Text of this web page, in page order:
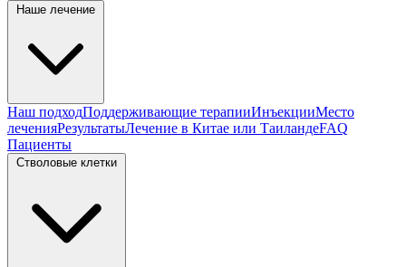
Наш подходПоддерживающие терапииИнъекцииМесто
леченияРезультатыЛечение в Китае или ТаиландеFAQ
Пациенты